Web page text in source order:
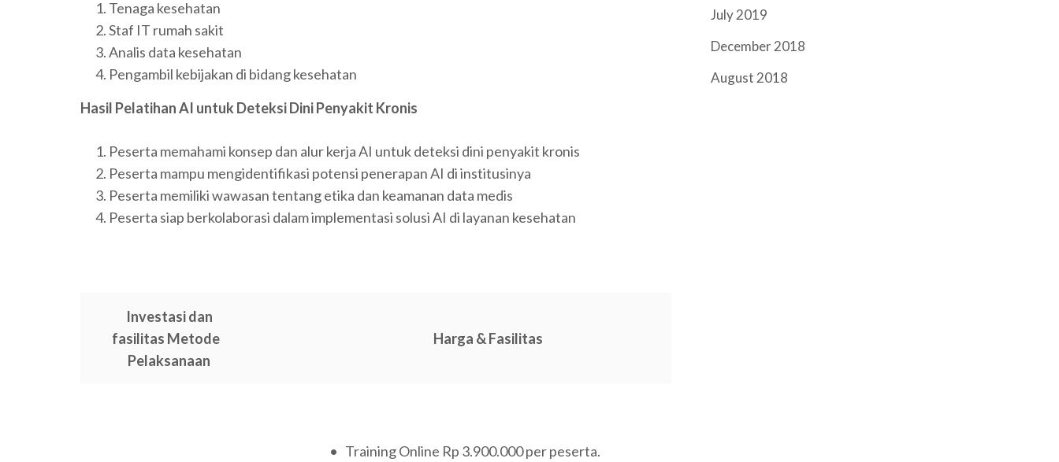
Tenaga kesehatan
Staf IT rumah sakit
Analis data kesehatan
Pengambil kebijakan di bidang kesehatan
Hasil Pelatihan AI untuk Deteksi Dini Penyakit Kronis
Peserta memahami konsep dan alur kerja AI untuk deteksi dini penyakit kronis
Peserta mampu mengidentifikasi potensi penerapan AI di institusinya
Peserta memiliki wawasan tentang etika dan keamanan data medis
Peserta siap berkolaborasi dalam implementasi solusi AI di layanan kesehatan
Investasi dan
fasilitas Metode
Pelaksanaan
Harga & Fasilitas
• Training Online Rp 3.900.000 per peserta.
July 2019
December 2018
August 2018